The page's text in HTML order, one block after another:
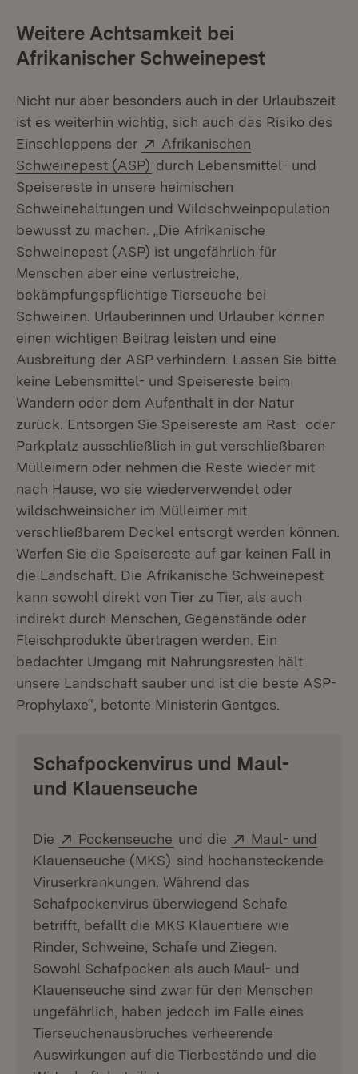
Weitere Achtsamkeit bei
Afrikanischer Schweinepest
Nicht nur aber besonders auch in der Urlaubszeit
ist es weiterhin wichtig, sich auch das Risiko des
Einschleppens der
Extern:
Afrikanischen
Schweinepest (ASP) (Öffnet in neuem Fenster)
durch Lebensmittel- und
Speisereste in unsere heimischen
Schweinehaltungen und Wildschweinpopulation
bewusst zu machen. „Die Afrikanische
Schweinepest (ASP) ist ungefährlich für
Menschen aber eine verlustreiche,
bekämpfungspflichtige Tierseuche bei
Schweinen. Urlauberinnen und Urlauber können
einen wichtigen Beitrag leisten und eine
Ausbreitung der ASP verhindern. Lassen Sie bitte
keine Lebensmittel- und Speisereste beim
Wandern oder dem Aufenthalt in der Natur
zurück. Entsorgen Sie Speisereste am Rast- oder
Parkplatz ausschließlich in gut verschließbaren
Mülleimern oder nehmen die Reste wieder mit
nach Hause, wo sie wiederverwendet oder
wildschweinsicher im Mülleimer mit
verschließbarem Deckel entsorgt werden können.
Werfen Sie die Speisereste auf gar keinen Fall in
die Landschaft. Die Afrikanische Schweinepest
kann sowohl direkt von Tier zu Tier, als auch
indirekt durch Menschen, Gegenstände oder
Fleischprodukte übertragen werden. Ein
bedachter Umgang mit Nahrungsresten hält
unsere Landschaft sauber und ist die beste ASP-
Prophylaxe“, betonte Ministerin Gentges.
Schafpockenvirus und Maul-
und Klauenseuche
Die Extern:
Pockenseuche (Öffnet in neuem Fenster)
und die Extern:
Maul- und
Klauenseuche (MKS) (Öffnet in neuem Fenster)
sind hochansteckende
Viruserkrankungen. Während das
Schafpockenvirus überwiegend Schafe
betrifft, befällt die MKS Klauentiere wie
Rinder, Schweine, Schafe und Ziegen.
Sowohl Schafpocken als auch Maul- und
Klauenseuche sind zwar für den Menschen
ungefährlich, haben jedoch im Falle eines
Tierseuchenausbruches verheerende
Auswirkungen auf die Tierbestände und die